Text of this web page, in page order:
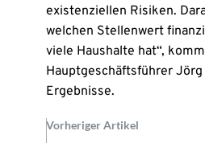
existenziellen Risiken.
welchen Stellenwert
viele Haushalte hat“,
Hauptgeschäftsführer
Ergebnisse.
Vorheriger Artikel